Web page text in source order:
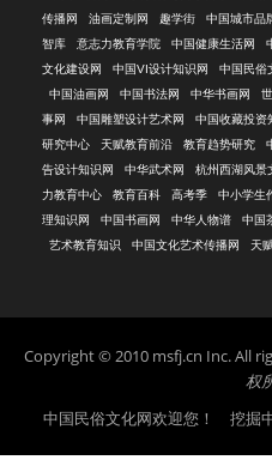
传播网
油画定制网 趣学街 中国城市品
智库
意志力教育学院 中国健康生活网
文化建设网
中国VI设计知识网 中国民俗
中国油画网
中国书法网 中华书画网
事网
中国雕塑设计艺术网 中国收藏投资
研究中心
天赋教育前沿 教育趋势研究
告设计知识网
中华武术网 杭州西湖风景
力教育中心
教育百科 高考季 中小学生
理知识网
中国书画网 中华人物谱 中国
艺术教育知识
中国文化艺术传播网 天
Copyright © 2010 msfj.cn Inc. All
权
中国民俗文化网欢迎您！ 挖掘